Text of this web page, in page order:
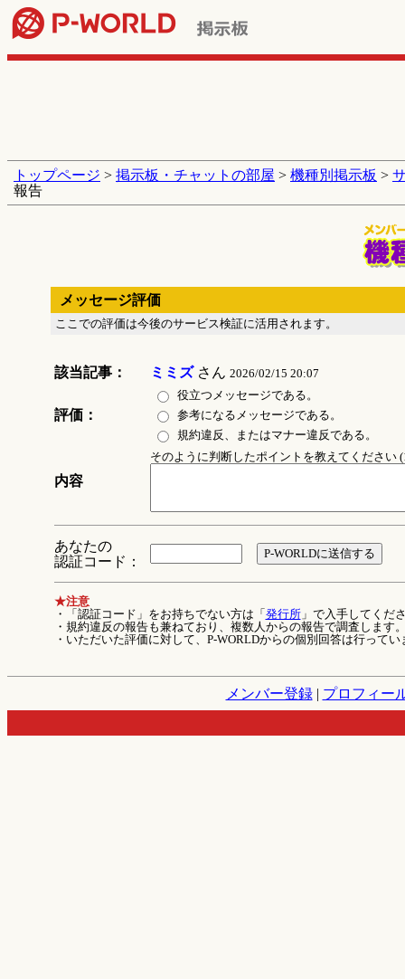
トップページ > 掲示板・チャットの部屋 > 機種別掲示板 >
報告
メッセージ評価
ここでの評価は今後のサービス検証に活用されます。
該当記事： ミミズさん 2026/02/15 20:07
評価：
役立つメッセージである。
参考になるメッセージである。
規約違反、またはマナー違反である。
内容
そのように判断したポイントを教えてください
あなたの
認証コード：
★注意
・「認証コード」をお持ちでない方は「 発行所」で入手してくだ
・規約違反の報告も兼ねており、複数人からの報告で調査します
・いただいた評価に対して、P-WORLDからの個別回答は行ってい
メンバー登録| プロフィー